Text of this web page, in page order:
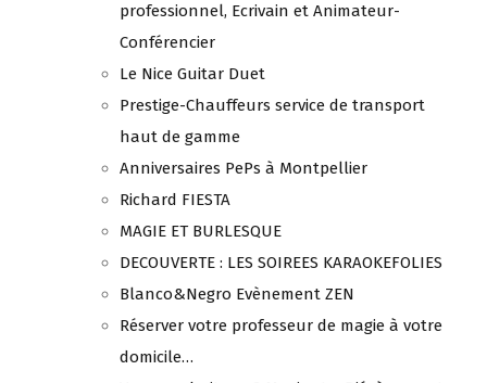
professionnel, Ecrivain et Animateur-
Conférencier
Le Nice Guitar Duet
Prestige-Chauffeurs service de transport
haut de gamme
Anniversaires PePs à Montpellier
Richard FIESTA
MAGIE ET BURLESQUE
DECOUVERTE : LES SOIREES KARAOKEFOLIES
Blanco&Negro Evènement ZEN
Réserver votre professeur de magie à votre
domicile…